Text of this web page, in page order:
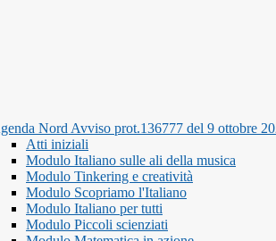
Nord Avviso prot.136777 del 9 ottobre
Atti iniziali
Modulo Italiano sulle ali della musica
Modulo Tinkering e creatività
Modulo Scopriamo l'Italiano
Modulo Italiano per tutti
Modulo Piccoli scienziati